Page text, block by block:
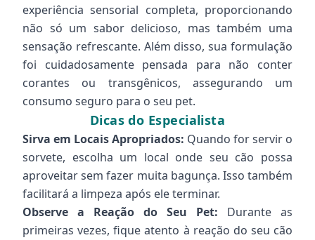
experiência sensorial completa, proporcionando
não só um sabor delicioso, mas também uma
sensação refrescante. Além disso, sua formulação
foi cuidadosamente pensada para não conter
corantes ou transgênicos, assegurando um
consumo seguro para o seu pet.
Dicas do Especialista
Sirva em Locais Apropriados: Quando for servir o
sorvete, escolha um local onde seu cão possa
aproveitar sem fazer muita bagunça. Isso também
facilitará a limpeza após ele terminar.
Observe a Reação do Seu Pet: Durante as
primeiras vezes, fique atento à reação do seu cão